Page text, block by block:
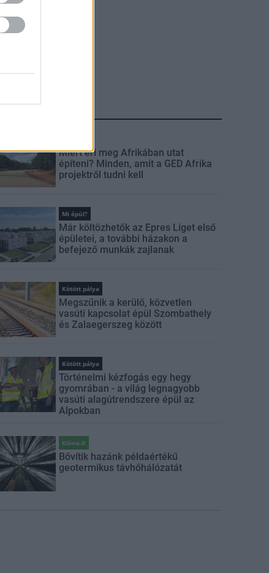
Miért éri meg Afrikában utat
építeni? Minden, amit a GED Afrika
projektről tudni kell
Mi épül?
Már költözhetők az Epres Liget első
épületei, a további házakon a
befejező munkák zajlanak
Kötött pálya
Megszűnik a kerülő, közvetlen
vasúti kapcsolat épül Szombathely
és Zalaegerszeg között
Kötött pálya
Történelmi kézfogás egy hegy
gyomrában - a világ legnagyobb
vasúti alagútrendszere épül az
Alpokban
Klíma-X
Bővítik hazánk példaértékű
geotermikus távhőhálózatát